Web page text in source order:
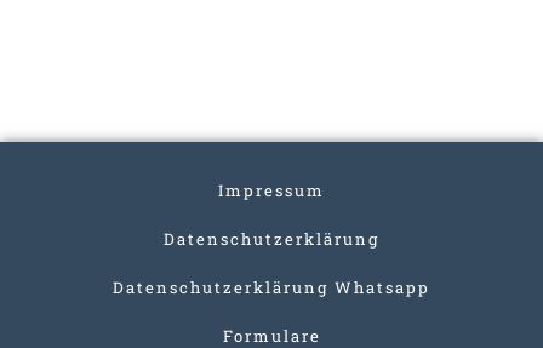
Impressum
Datenschutzerklärung
Datenschutzerklärung Whatsapp
Formulare